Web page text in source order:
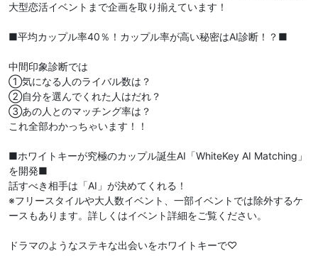
大型恋活イベントまで企画を取り揃えています！
■平均カップル率40％！カップル率が高い秘密はAI診断！？■
中間印象診断では
①気になる人のライバル数は？
②自分を選んでくれた人はだれ？
③あの人とのマッチング率は？
これ全部わかっちゃいます！！
■ホワイトキーが究極のカップル誕生AI「WhiteKey AI Matching」
を開発■
話すべき相手は「AI」が決めてくれる！
※フリースタイルや大人数イベント、一部イベントでは除外するケ
ースもあります。詳しくはイベント詳細をご覧ください。
ドラマのようなステキな出会いをホワイトキーで♡